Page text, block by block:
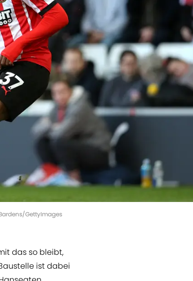
GettyImages
das so bleibt,
ist dabei